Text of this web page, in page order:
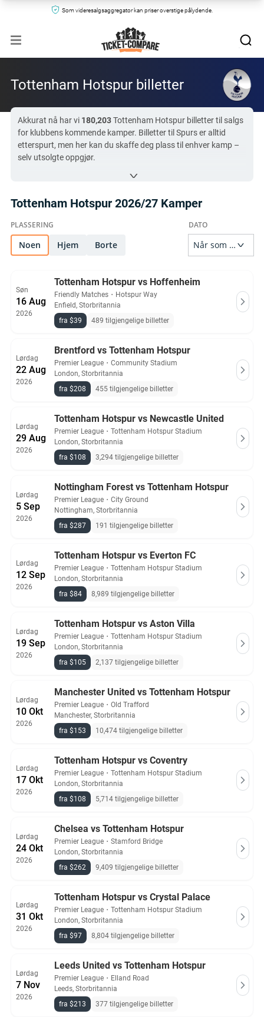
Som videresalgsaggregator kan priser overstige pålydende.
Tottenham Hotspur billetter
Akkurat nå har vi 180,203Tottenham Hotspur billetter til salgs
for klubbens kommende kamper. Billetter til Spurs er alltid
etterspurt, men her kan du skaffe deg plass til enhver kamp –
selv utsolgte oppgjør.
plattform nå erTottenham Hotspur mot Newcastle United
the Spurs Go Marching Inmed oss!
ekte og kommer fra forhåndsgodkjente selgere som tilbyr
100% garanti.
Tottenham Hotspur 2026/27 Kamper
Noen Hjem Borte
Søn
16 Aug
2026
Tottenham Hotspur vs Hoffenheim
Friendly Matches ・ Hotspur Way
Enfield, Storbritannia
fra $39
489 tilgjengelige billetter
Lørdag
22 Aug
2026
Brentford vs Tottenham Hotspur
Premier League ・ Community Stadium
London, Storbritannia
fra $208
455 tilgjengelige billetter
Lørdag
29 Aug
2026
Tottenham Hotspur vs Newcastle United
Premier League ・ Tottenham Hotspur Stadium
London, Storbritannia
fra $108
3,294 tilgjengelige billetter
Lørdag
5 Sep
2026
Nottingham Forest vs Tottenham Hotspur
Premier League ・ City Ground
Nottingham, Storbritannia
fra $287
191 tilgjengelige billetter
Lørdag
12 Sep
2026
Tottenham Hotspur vs Everton FC
Premier League ・ Tottenham Hotspur Stadium
London, Storbritannia
fra $84
8,989 tilgjengelige billetter
Lørdag
19 Sep
2026
Tottenham Hotspur vs Aston Villa
Premier League ・ Tottenham Hotspur Stadium
London, Storbritannia
fra $105
2,137 tilgjengelige billetter
Lørdag
10 Okt
2026
Manchester United vs Tottenham Hotspur
Premier League ・ Old Trafford
Manchester, Storbritannia
fra $153
10,474 tilgjengelige billetter
Lørdag
17 Okt
2026
Tottenham Hotspur vs Coventry
Premier League ・ Tottenham Hotspur Stadium
London, Storbritannia
fra $108
5,714 tilgjengelige billetter
Lørdag
24 Okt
2026
Chelsea vs Tottenham Hotspur
Premier League ・ Stamford Bridge
London, Storbritannia
fra $262
9,409 tilgjengelige billetter
Lørdag
31 Okt
2026
Tottenham Hotspur vs Crystal Palace
Premier League ・ Tottenham Hotspur Stadium
London, Storbritannia
fra $97
8,804 tilgjengelige billetter
Lørdag
7 Nov
2026
Leeds United vs Tottenham Hotspur
Premier League ・ Elland Road
Leeds, Storbritannia
fra $213
377 tilgjengelige billetter